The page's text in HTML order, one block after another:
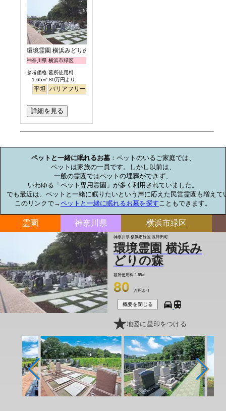
環境霊園 横浜みどりの森
神奈川県 横浜市緑区
参考価格:墓所使用料
1.65㎡ 80万円より
平坦 バリアフリー
詳細を見る
ペットと一緒に眠れるお墓：ペットのいるご家庭では、
ペットは家族の一員です。しかし以前は、
一般の霊園ではペットの埋葬ができず、
いわゆる「ペット専用霊園」が多く利用されていました。
でも最近は、ペットと一緒に眠りたいという声に応えた民営霊園も増えて
このリンクで→ペットと一緒に眠れるお墓を探すこともできます。
霊園 神奈川県 横浜市緑区
神奈川県 横浜市緑区 長津田町
環境霊園 横浜み
どりの森
墓所使用料 1.65㎡
80 万円より
概要を閉じる
地図に星印をつける